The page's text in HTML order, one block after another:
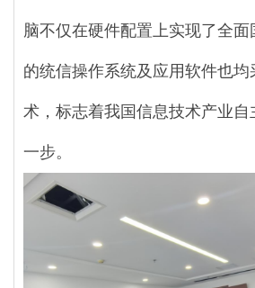
脑不仅在硬件配置上实现了全
的统信操作系统及应用软件也
术，标志着我国信息技术产业
一步。